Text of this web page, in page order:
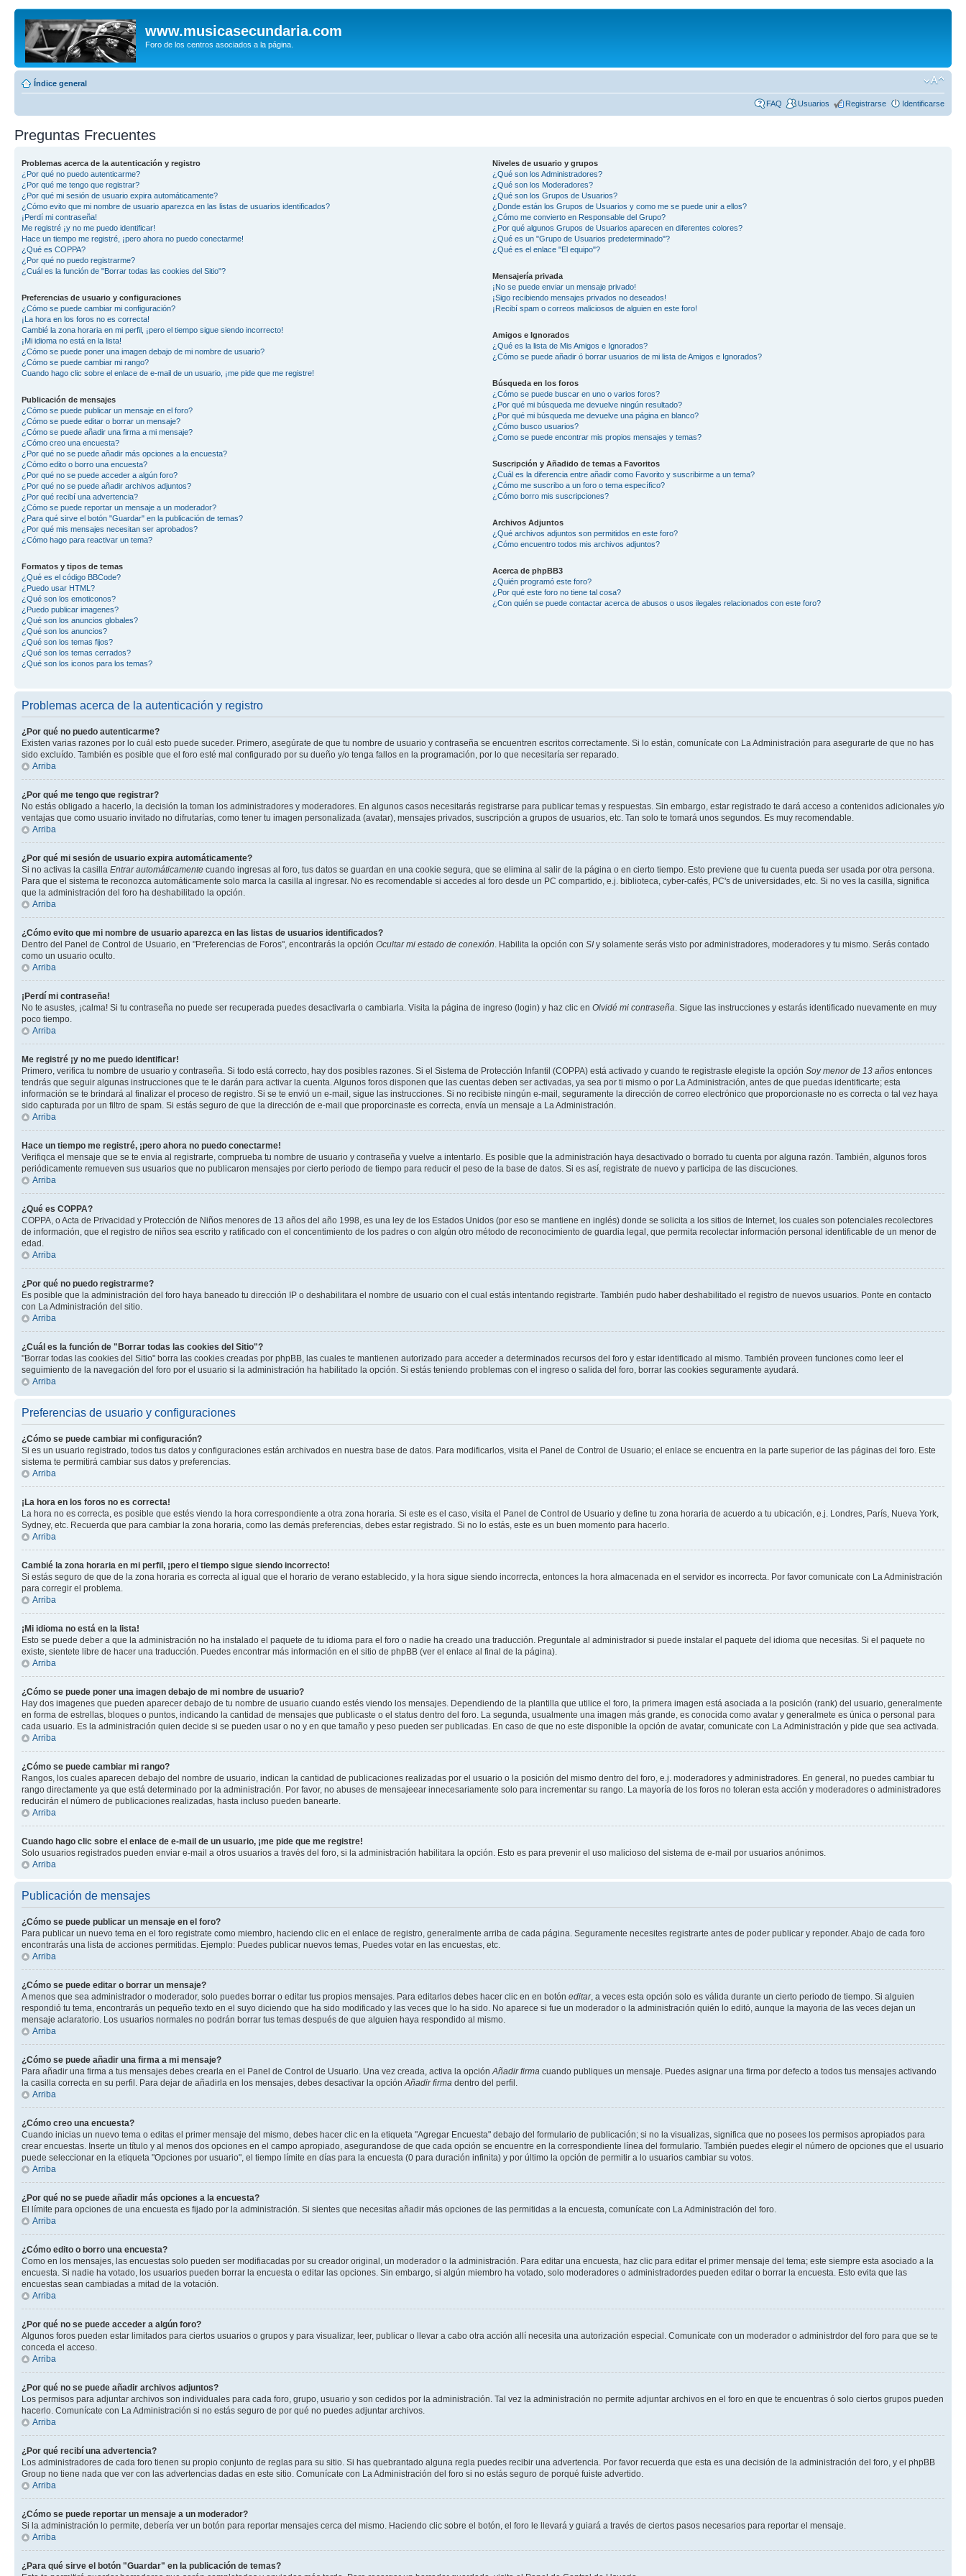
www.musicasecundaria.com
Foro de los centros asociados a la página.
Índice general
FAQ Usuarios Registrarse Identificarse
Preguntas Frecuentes
Problemas acerca de la autenticación y registro
¿Por qué no puedo autenticarme?
¿Por qué me tengo que registrar?
¿Por qué mi sesión de usuario expira automáticamente?
¿Cómo evito que mi nombre de usuario aparezca en las listas de usuarios identificados?
¡Perdí mi contraseña!
Me registré ¡y no me puedo identificar!
Hace un tiempo me registré, ¡pero ahora no puedo conectarme!
¿Qué es COPPA?
¿Por qué no puedo registrarme?
¿Cuál es la función de "Borrar todas las cookies del Sitio"?
Preferencias de usuario y configuraciones
¿Cómo se puede cambiar mi configuración?
¡La hora en los foros no es correcta!
Cambié la zona horaria en mi perfil, ¡pero el tiempo sigue siendo incorrecto!
¡Mi idioma no está en la lista!
¿Cómo se puede poner una imagen debajo de mi nombre de usuario?
¿Cómo se puede cambiar mi rango?
Cuando hago clic sobre el enlace de e-mail de un usuario, ¡me pide que me registre!
Publicación de mensajes
¿Cómo se puede publicar un mensaje en el foro?
¿Cómo se puede editar o borrar un mensaje?
¿Cómo se puede añadir una firma a mi mensaje?
¿Cómo creo una encuesta?
¿Por qué no se puede añadir más opciones a la encuesta?
¿Cómo edito o borro una encuesta?
¿Por qué no se puede acceder a algún foro?
¿Por qué no se puede añadir archivos adjuntos?
¿Por qué recibí una advertencia?
¿Cómo se puede reportar un mensaje a un moderador?
¿Para qué sirve el botón "Guardar" en la publicación de temas?
¿Por qué mis mensajes necesitan ser aprobados?
¿Cómo hago para reactivar un tema?
Formatos y tipos de temas
¿Qué es el código BBCode?
¿Puedo usar HTML?
¿Qué son los emoticonos?
¿Puedo publicar imagenes?
¿Qué son los anuncios globales?
¿Qué son los anuncios?
¿Qué son los temas fijos?
¿Qué son los temas cerrados?
¿Qué son los iconos para los temas?
Niveles de usuario y grupos
¿Qué son los Administradores?
¿Qué son los Moderadores?
¿Qué son los Grupos de Usuarios?
¿Donde están los Grupos de Usuarios y como me se puede unir a ellos?
¿Cómo me convierto en Responsable del Grupo?
¿Por qué algunos Grupos de Usuarios aparecen en diferentes colores?
¿Qué es un "Grupo de Usuarios predeterminado"?
¿Qué es el enlace "El equipo"?
Mensajería privada
¡No se puede enviar un mensaje privado!
¡Sigo recibiendo mensajes privados no deseados!
¡Recibí spam o correos maliciosos de alguien en este foro!
Amigos e Ignorados
¿Qué es la lista de Mis Amigos e Ignorados?
¿Cómo se puede añadir ó borrar usuarios de mi lista de Amigos e Ignorados?
Búsqueda en los foros
¿Cómo se puede buscar en uno o varios foros?
¿Por qué mi búsqueda me devuelve ningún resultado?
¿Por qué mi búsqueda me devuelve una página en blanco?
¿Cómo busco usuarios?
¿Como se puede encontrar mis propios mensajes y temas?
Suscripción y Añadido de temas a Favoritos
¿Cuál es la diferencia entre añadir como Favorito y suscribirme a un tema?
¿Cómo me suscribo a un foro o tema específico?
¿Cómo borro mis suscripciones?
Archivos Adjuntos
¿Qué archivos adjuntos son permitidos en este foro?
¿Cómo encuentro todos mis archivos adjuntos?
Acerca de phpBB3
¿Quién programó este foro?
¿Por qué este foro no tiene tal cosa?
¿Con quién se puede contactar acerca de abusos o usos ilegales relacionados con este foro?
Problemas acerca de la autenticación y registro
¿Por qué no puedo autenticarme?
Existen varias razones por lo cuál esto puede suceder. Primero, asegúrate de que tu nombre de usuario y contraseña se encuentren escritos correctamente. Si lo están, comunícate con La Administración para asegurarte de que no has
sido excluído. También es posible que el foro esté mal configurado por su dueño y/o tenga fallos en la programación, por lo que necesitaría ser reparado.
Arriba
¿Por qué me tengo que registrar?
No estás obligado a hacerlo, la decisión la toman los administradores y moderadores. En algunos casos necesitarás registrarse para publicar temas y respuestas. Sin embargo, estar registrado te dará acceso a contenidos adicionales y/o
ventajas que como usuario invitado no difrutarías, como tener tu imagen personalizada (avatar), mensajes privados, suscripción a grupos de usuarios, etc. Tan solo te tomará unos segundos. Es muy recomendable.
Arriba
¿Por qué mi sesión de usuario expira automáticamente?
Si no activas la casilla Entrar automáticamente cuando ingresas al foro, tus datos se guardan en una cookie segura, que se elimina al salir de la página o en cierto tiempo. Esto previene que tu cuenta pueda ser usada por otra persona.
Para que el sistema te reconozca automáticamente solo marca la casilla al ingresar. No es recomendable si accedes al foro desde un PC compartido, e.j. biblioteca, cyber-cafés, PC's de universidades, etc. Si no ves la casilla, significa
que la administración del foro ha deshabilitado la opción.
Arriba
¿Cómo evito que mi nombre de usuario aparezca en las listas de usuarios identificados?
Dentro del Panel de Control de Usuario, en "Preferencias de Foros", encontrarás la opción Ocultar mi estado de conexión. Habilita la opción con SI y solamente serás visto por administradores, moderadores y tu mismo. Serás contado
como un usuario oculto.
Arriba
¡Perdí mi contraseña!
No te asustes, ¡calma! Si tu contraseña no puede ser recuperada puedes desactivarla o cambiarla. Visita la página de ingreso (login) y haz clic en Olvidé mi contraseña. Sigue las instrucciones y estarás identificado nuevamente en muy
poco tiempo.
Arriba
Me registré ¡y no me puedo identificar!
Primero, verifica tu nombre de usuario y contraseña. Si todo está correcto, hay dos posibles razones. Si el Sistema de Protección Infantil (COPPA) está activado y cuando te registraste elegiste la opción Soy menor de 13 años entonces
tendrás que seguir algunas instrucciones que te le darán para activar la cuenta. Algunos foros disponen que las cuentas deben ser activadas, ya sea por ti mismo o por La Administración, antes de que puedas identificarte; esta
información se te brindará al finalizar el proceso de registro. Si se te envió un e-mail, sigue las instrucciones. Si no recibiste ningún e-mail, seguramente la dirección de correo electrónico que proporcionaste no es correcta o tal vez haya
sido capturada por un filtro de spam. Si estás seguro de que la dirección de e-mail que proporcinaste es correcta, envía un mensaje a La Administración.
Arriba
Hace un tiempo me registré, ¡pero ahora no puedo conectarme!
Verifiqca el mensaje que se te envia al registrarte, comprueba tu nombre de usuario y contraseña y vuelve a intentarlo. Es posible que la administración haya desactivado o borrado tu cuenta por alguna razón. También, algunos foros
periódicamente remueven sus usuarios que no publicaron mensajes por cierto periodo de tiempo para reducir el peso de la base de datos. Si es así, registrate de nuevo y participa de las discuciones.
Arriba
¿Qué es COPPA?
COPPA, o Acta de Privacidad y Protección de Niños menores de 13 años del año 1998, es una ley de los Estados Unidos (por eso se mantiene en inglés) donde se solicita a los sitios de Internet, los cuales son potenciales recolectores
de información, que el registro de niños sea escrito y ratificado con el concentimiento de los padres o con algún otro método de reconocimiento de guardia legal, que permita recolectar información personal identificable de un menor de
edad.
Arriba
¿Por qué no puedo registrarme?
Es posible que la administración del foro haya baneado tu dirección IP o deshabilitara el nombre de usuario con el cual estás intentando registrarte. También pudo haber deshabilitado el registro de nuevos usuarios. Ponte en contacto
con La Administración del sitio.
Arriba
¿Cuál es la función de "Borrar todas las cookies del Sitio"?
"Borrar todas las cookies del Sitio" borra las cookies creadas por phpBB, las cuales te mantienen autorizado para acceder a determinados recursos del foro y estar identificado al mismo. También proveen funciones como leer el
seguimiento de la navegación del foro por el usuario si la administración ha habilitado la opción. Si estás teniendo problemas con el ingreso o salida del foro, borrar las cookies seguramente ayudará.
Arriba
Preferencias de usuario y configuraciones
¿Cómo se puede cambiar mi configuración?
Si es un usuario registrado, todos tus datos y configuraciones están archivados en nuestra base de datos. Para modificarlos, visita el Panel de Control de Usuario; el enlace se encuentra en la parte superior de las páginas del foro. Este
sistema te permitirá cambiar sus datos y preferencias.
Arriba
¡La hora en los foros no es correcta!
La hora no es correcta, es posible que estés viendo la hora correspondiente a otra zona horaria. Si este es el caso, visita el Panel de Control de Usuario y define tu zona horaria de acuerdo a tu ubicación, e.j. Londres, París, Nueva York,
Sydney, etc. Recuerda que para cambiar la zona horaria, como las demás preferencias, debes estar registrado. Si no lo estás, este es un buen momento para hacerlo.
Arriba
Cambié la zona horaria en mi perfil, ¡pero el tiempo sigue siendo incorrecto!
Si estás seguro de que de la zona horaria es correcta al igual que el horario de verano establecido, y la hora sigue siendo incorrecta, entonces la hora almacenada en el servidor es incorrecta. Por favor comunicate con La Administración
para corregir el problema.
Arriba
¡Mi idioma no está en la lista!
Esto se puede deber a que la administración no ha instalado el paquete de tu idioma para el foro o nadie ha creado una traducción. Preguntale al administrador si puede instalar el paquete del idioma que necesitas. Si el paquete no
existe, sientete libre de hacer una traducción. Puedes encontrar más información en el sitio de phpBB (ver el enlace al final de la página).
Arriba
¿Cómo se puede poner una imagen debajo de mi nombre de usuario?
Hay dos imagenes que pueden aparecer debajo de tu nombre de usuario cuando estés viendo los mensajes. Dependiendo de la plantilla que utilice el foro, la primera imagen está asociada a la posición (rank) del usuario, generalmente
en forma de estrellas, bloques o puntos, indicando la cantidad de mensajes que publicaste o el status dentro del foro. La segunda, usualmente una imagen más grande, es conocida como avatar y generalmete es única o personal para
cada usuario. Es la administración quien decide si se pueden usar o no y en que tamaño y peso pueden ser publicadas. En caso de que no este disponible la opción de avatar, comunicate con La Administración y pide que sea activada.
Arriba
¿Cómo se puede cambiar mi rango?
Rangos, los cuales aparecen debajo del nombre de usuario, indican la cantidad de publicaciones realizadas por el usuario o la posición del mismo dentro del foro, e.j. moderadores y administradores. En general, no puedes cambiar tu
rango directamente ya que está determinado por la administración. Por favor, no abuses de mensajeear innecesariamente solo para incrementar su rango. La mayoría de los foros no toleran esta acción y moderadores o administradores
reducirán el número de publicaciones realizadas, hasta incluso pueden banearte.
Arriba
Cuando hago clic sobre el enlace de e-mail de un usuario, ¡me pide que me registre!
Solo usuarios registrados pueden enviar e-mail a otros usuarios a través del foro, si la administración habilitara la opción. Esto es para prevenir el uso malicioso del sistema de e-mail por usuarios anónimos.
Arriba
Publicación de mensajes
¿Cómo se puede publicar un mensaje en el foro?
Para publicar un nuevo tema en el foro registrate como miembro, haciendo clic en el enlace de registro, generalmente arriba de cada página. Seguramente necesites registrarte antes de poder publicar y reponder. Abajo de cada foro
encontrarás una lista de acciones permitidas. Ejemplo: Puedes publicar nuevos temas, Puedes votar en las encuestas, etc.
Arriba
¿Cómo se puede editar o borrar un mensaje?
A menos que sea administrador o moderador, solo puedes borrar o editar tus propios mensajes. Para editarlos debes hacer clic en en botón editar, a veces esta opción solo es válida durante un cierto periodo de tiempo. Si alguien
respondió tu tema, encontrarás un pequeño texto en el suyo diciendo que ha sido modificado y las veces que lo ha sido. No aparece si fue un moderador o la administración quién lo editó, aunque la mayoria de las veces dejan un
mensaje aclaratorio. Los usuarios normales no podrán borrar tus temas después de que alguien haya respondido al mismo.
Arriba
¿Cómo se puede añadir una firma a mi mensaje?
Para añadir una firma a tus mensajes debes crearla en el Panel de Control de Usuario. Una vez creada, activa la opciónAñadir firma cuando publiques un mensaje. Puedes asignar una firma por defecto a todos tus mensajes activando
la casilla correcta en su perfil. Para dejar de añadirla en los mensajes, debes desactivar la opciónAñadir firma dentro del perfil.
Arriba
¿Cómo creo una encuesta?
Cuando inicias un nuevo tema o editas el primer mensaje del mismo, debes hacer clic en la etiqueta "Agregar Encuesta" debajo del formulario de publicación; si no la visualizas, significa que no posees los permisos apropiados para
crear encuestas. Inserte un título y al menos dos opciones en el campo apropiado, asegurandose de que cada opción se encuentre en la correspondiente línea del formulario. También puedes elegir el número de opciones que el usuario
puede seleccionar en la etiqueta "Opciones por usuario", el tiempo límite en días para la encuesta (0 para duración infinita) y por último la opción de permitir a lo usuarios cambiar su votos.
Arriba
¿Por qué no se puede añadir más opciones a la encuesta?
El límite para opciones de una encuesta es fijado por la administración. Si sientes que necesitas añadir más opciones de las permitidas a la encuesta, comunícate con La Administración del foro.
Arriba
¿Cómo edito o borro una encuesta?
Como en los mensajes, las encuestas solo pueden ser modifiacadas por su creador original, un moderador o la administración. Para editar una encuesta, haz clic para editar el primer mensaje del tema; este siempre esta asociado a la
encuesta. Si nadie ha votado, los usuarios pueden borrar la encuesta o editar las opciones. Sin embargo, si algún miembro ha votado, solo moderadores o administradordes pueden editar o borrar la encuesta. Esto evita que las
encuestas sean cambiadas a mitad de la votación.
Arriba
¿Por qué no se puede acceder a algún foro?
Algunos foros pueden estar limitados para ciertos usuarios o grupos y para visualizar, leer, publicar o llevar a cabo otra acción allí necesita una autorización especial. Comunícate con un moderador o administrdor del foro para que se te
conceda el acceso.
Arriba
¿Por qué no se puede añadir archivos adjuntos?
Los permisos para adjuntar archivos son individuales para cada foro, grupo, usuario y son cedidos por la administración. Tal vez la administración no permite adjuntar archivos en el foro en que te encuentras ó solo ciertos grupos pueden
hacerlo. Comunícate con La Administración si no estás seguro de por qué no puedes adjuntar archivos.
Arriba
¿Por qué recibí una advertencia?
Los administradores de cada foro tienen su propio conjunto de reglas para su sitio. Si has quebrantado alguna regla puedes recibir una advertencia. Por favor recuerda que esta es una decisión de la administración del foro, y el phpBB
Group no tiene nada que ver con las advertencias dadas en este sitio. Comunícate con La Administración del foro si no estás seguro de porqué fuiste advertido.
Arriba
¿Cómo se puede reportar un mensaje a un moderador?
Si la administración lo permite, debería ver un botón para reportar mensajes cerca del mismo. Haciendo clic sobre el botón, el foro le llevará y guiará a través de ciertos pasos necesarios para reportar el mensaje.
Arriba
¿Para qué sirve el botón "Guardar" en la publicación de temas?